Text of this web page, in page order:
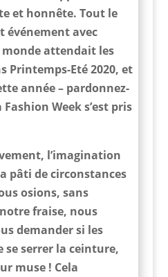
et honnête. Tout le
événement avec
attendait les
Printemps-Eté 2020, et
année – pardonnez-
Week s’est pris
l’imagination
pâti de circonstances
osions, sans
fraise, nous
demander si les
se serrer la ceinture,
muse ! Cela